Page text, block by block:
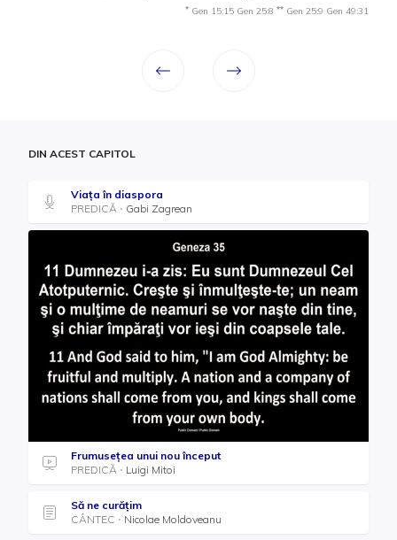
* Gen 15:15 Gen 25:8 ** Gen 25:9 Gen 49:31
DIN ACEST CAPITOL
Viața în diaspora
PREDICĂ
Gabi Zagrean
Frumusețea unui nou început
PREDICĂ
Luigi Mitoi
Să ne curățim
CÂNTEC
Nicolae Moldoveanu